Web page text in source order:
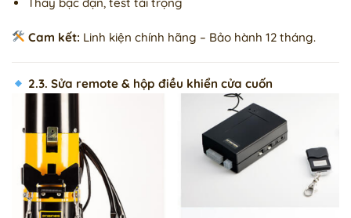
Cam kết: Linh kiện chính hãng – Bảo hành 12 tháng.
2.3. Sửa remote & hộp điều khiển cửa cuốn